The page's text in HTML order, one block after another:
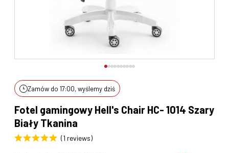
Zamów do 17:00, wyślemy dziś
Fotel gamingowy Hell's Chair HC- 1014 Szary
Biały Tkanina
(1 reviews)